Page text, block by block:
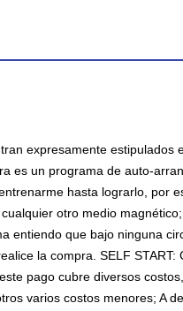
expresamente estipulados
es un programa de auto-
hasta lograrlo, por
otro medio
entiendo que bajo ninguna
la compra. SELF START:
pago cubre diversos
varios costos menores; A